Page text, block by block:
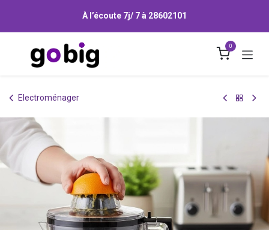
À l’écoute 7j/ 7 à 28602101
0
Electroménager